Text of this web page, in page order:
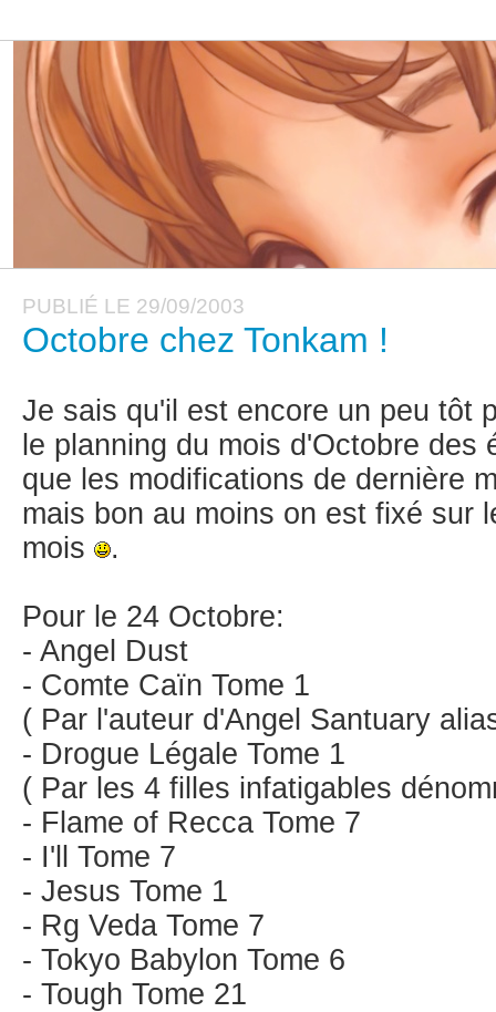
PUBLIÉ LE 29/09/2003
Octobre chez Tonkam !
Je sais qu'il est encore un peu tôt
le planning du mois d'Octobre des
que les modifications de dernière
mais bon au moins on est fixé sur
mois
.
Pour le 24 Octobre:
- Angel Dust
- Comte Caïn Tome 1
( Par l'auteur d'Angel Santuary
- Drogue Légale Tome 1
( Par les 4 filles infatigables
- Flame of Recca Tome 7
- I'll Tome 7
- Jesus Tome 1
- Rg Veda Tome 7
- Tokyo Babylon Tome 6
- Tough Tome 21